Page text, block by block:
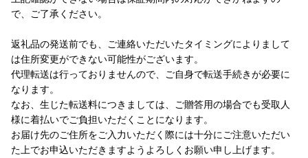
で、ご了承ください。
返礼品の発送前でも、ご連絡いただいたタイミングによりまして
は住所変更ができない可能性がございます。
代理転送は行っておりませんので、ご自身で転送手続きが必要に
なります。
なお、生じた転送料につきましては、ご贈答用の場合でも受取人
様に着払いでご負担いただくことになります。
お届け先のご住所をご入力いただく際には十分にご注意いただい
た上でお申込いただきますようよろしくお願い申し上げます。